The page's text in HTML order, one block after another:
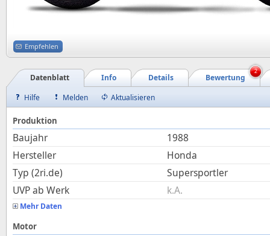
Empfehlen
Bewertung
Details
Info
Datenblatt
2
Hilfe Melden Aktualisieren
Produktion
Baujahr
1988
Hersteller
Honda
Typ (2ri.de)
Supersportler
UVP ab Werk
k.A.
Mehr Daten
Motor